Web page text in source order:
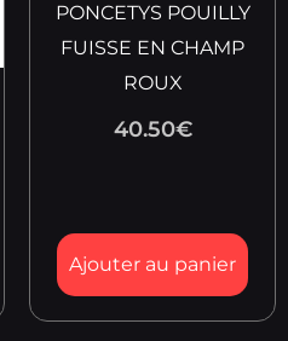
PONCETYS POUILLY
FUISSE EN CHAMP
ROUX
40.50€
Ajouter au panier